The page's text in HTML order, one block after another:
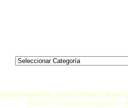
Iván Fernández, David Pérez y Raúl
pueden ser usadas sin permiso.